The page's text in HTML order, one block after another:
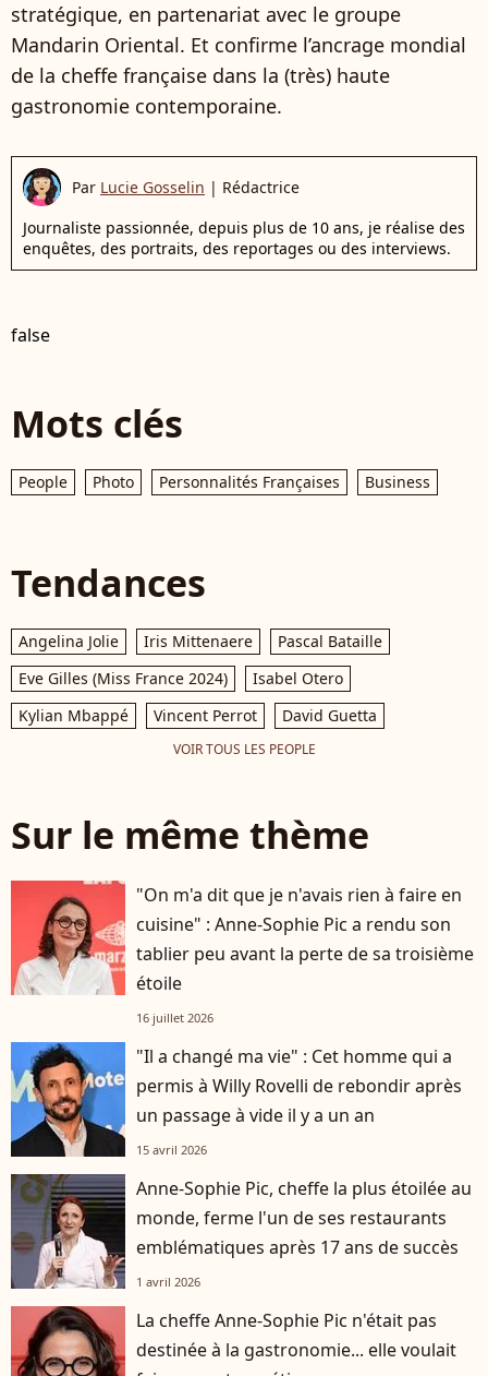
stratégique, en partenariat avec le groupe
Mandarin Oriental. Et confirme l’ancrage mondial
de la cheffe française dans la (très) haute
gastronomie contemporaine.
Par Lucie Gosselin | Rédactrice
Journaliste passionnée, depuis plus de 10 ans, je réalise des
enquêtes, des portraits, des reportages ou des interviews.
false
Mots clés
People Photo Personnalités Françaises Business
Tendances
Angelina Jolie Iris Mittenaere
Pascal Bataille
Eve Gilles (Miss France 2024)
Isabel Otero
Kylian Mbappé
Vincent Perrot David Guetta
VOIR TOUS LES PEOPLE
Sur le même thème
"On m'a dit que je n'avais rien à faire en
cuisine" : Anne-Sophie Pic a rendu son
tablier peu avant la perte de sa troisième
étoile
16 juillet 2026
"Il a changé ma vie" : Cet homme qui a
permis à Willy Rovelli de rebondir après
un passage à vide il y a un an
15 avril 2026
Anne-Sophie Pic, cheffe la plus étoilée au
monde, ferme l'un de ses restaurants
emblématiques après 17 ans de succès
1 avril 2026
La cheffe Anne-Sophie Pic n'était pas
destinée à la gastronomie... elle voulait